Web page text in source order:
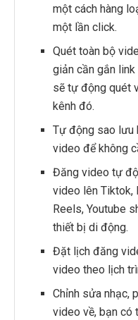
một cách hàng
một lần click.
Quét toàn bộ
giản cần gắn
sẽ tự động quét
kênh đó.
Tự động sao lưu
video để không
Đăng video tự
video lên Tiktok,
Reels, Youtube
thiết bị di động.
Đặt lịch đăng
video theo lịch
Chỉnh sửa nhạc,
video về, bạn có